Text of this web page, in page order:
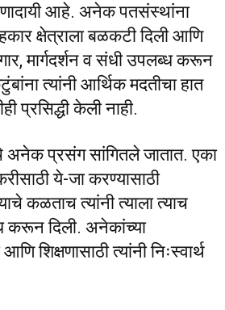
आहे. अनेक पतसंस्थांना
क्षेत्राला बळकटी दिली आणि
मार्गदर्शन व संधी उपलब्ध करून
त्यांनी आर्थिक मदतीचा हात
प्रसिद्धी केली नाही.
अनेक प्रसंग सांगितले जातात. एका
ये-जा करण्यासाठी
कळताच त्यांनी त्याला त्याच
करून दिली. अनेकांच्या
शिक्षणासाठी त्यांनी निःस्वार्थ